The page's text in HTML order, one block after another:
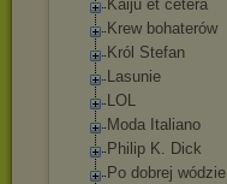
Kaiju et cetera
Krew bohaterów
Król Stefan
Lasunie
LOL
Moda Italiano
Philip K. Dick
Po dobrej wódzie